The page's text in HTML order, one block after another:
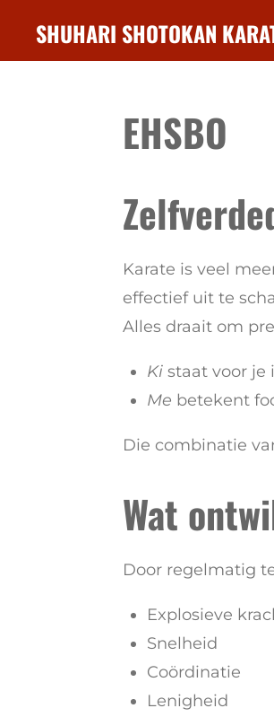
SHUHARI SHOTOKAN
EHSBO
Karate is veel
effectief uit te
Alles draait om
Ki staat voor je
Me betekent
Die combinatie
Wat
Door regelmatig
Explosieve
Snelheid
Coördinatie
Lenigheid